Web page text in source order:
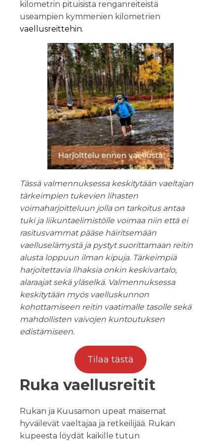
kilometrin pituisista renganreiteistä
useampien kymmenien kilometrien
vaellusreittehin.
Tässä valmennuksessa keskitytään vaeltajan
tärkeimpien tukevien lihasten
voimaharjoitteluun jolla on tarkoitus antaa
tuki ja liikuntaelimistölle voimaa niin että ei
rasitusvammat pääse häiritsemään
vaelluselämystä ja pystyt suorittamaan reitin
alusta loppuun ilman kipuja. Tärkeimpiä
harjoitettavia lihaksia onkin keskivartalo,
alaraajat sekä yläselkä. Valmennuksessa
keskitytään myös vaelluskunnon
kohottamiseen reitin vaatimalle tasolle sekä
mahdollisten vaivojen kuntoutuksen
edistämiseen.
Tilaa tästä
Ruka vaellusreitit
Rukan ja Kuusamon upeat maisemat
hyväilevät vaeltajaa ja retkeilijää. Rukan
kupeesta löydät kaikille tutun